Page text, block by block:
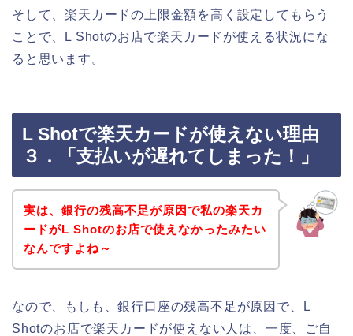
そして、楽天カードの上限金額を高く設定してもらう
ことで、L Shotのお店で楽天カードが使える状況にな
ると思います。
L Shotで楽天カードが使えない理由
３．「支払いが遅れてしまった！」
実は、銀行の残高不足が原因で私の楽天カ
ードがL Shotのお店で使えなかったみたい
なんですよね～
なので、もしも、銀行口座の残高不足が原因で、L
Shotのお店で楽天カードが使えない人は、一度、ご自